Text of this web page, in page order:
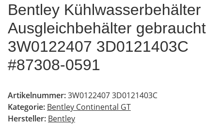
Bentley Kühlwasserbehälter
Ausgleichbehälter gebraucht
3W0122407 3D0121403C
#87308-0591
Artikelnummer:3W0122407 3D0121403C
Kategorie: Bentley Continental GT
Hersteller: Bentley